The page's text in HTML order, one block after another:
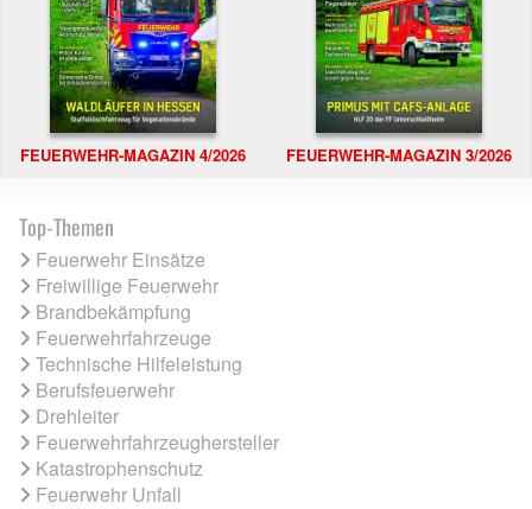
FEUERWEHR-MAGAZIN 4/2026 FEUERWEHR-MAGAZIN 3/2026
Top-Themen
Feuerwehr Einsätze
Freiwillige Feuerwehr
Brandbekämpfung
Feuerwehrfahrzeuge
Technische Hilfeleistung
Berufsfeuerwehr
Drehleiter
Feuerwehrfahrzeughersteller
Katastrophenschutz
Feuerwehr Unfall